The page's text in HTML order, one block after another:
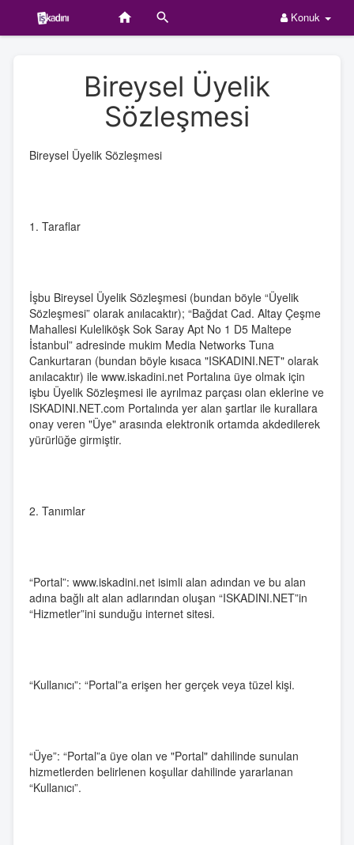
Konuk
Bireysel Üyelik
Sözleşmesi
Bireysel Üyelik Sözleşmesi
1. Taraflar
İşbu Bireysel Üyelik Sözleşmesi (bundan böyle “Üyelik
Sözleşmesi” olarak anılacaktır); “Bağdat Cad. Altay Çeşme
Mahallesi Kuleliköşk Sok Saray Apt No 1 D5 Maltepe
İstanbul” adresinde mukim Media Networks Tuna
Cankurtaran (bundan böyle kısaca "ISKADINI.NET" olarak
anılacaktır) ile www.iskadini.net Portalına üye olmak için
işbu Üyelik Sözleşmesi ile ayrılmaz parçası olan eklerine ve
ISKADINI.NET.com Portalında yer alan şartlar ile kurallara
onay veren "Üye" arasında elektronik ortamda akdedilerek
yürürlüğe girmiştir.
2. Tanımlar
“Portal”: www.iskadini.net isimli alan adından ve bu alan
adına bağlı alt alan adlarından oluşan “ISKADINI.NET”in
“Hizmetler”ini sunduğu internet sitesi.
“Kullanıcı”: “Portal”a erişen her gerçek veya tüzel kişi.
“Üye”: “Portal”a üye olan ve "Portal" dahilinde sunulan
hizmetlerden belirlenen koşullar dahilinde yararlanan
“Kullanıcı”.